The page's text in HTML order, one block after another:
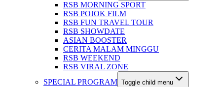
RSB MORNING SPORT
RSB POJOK FILM
RSB FUN TRAVEL TOUR
RSB SHOWDATE
ASIAN BOOSTER
CERITA MALAM MINGGU
RSB WEEKEND
RSB VIRAL ZONE
SPECIAL PROGRAM Toggle child menu